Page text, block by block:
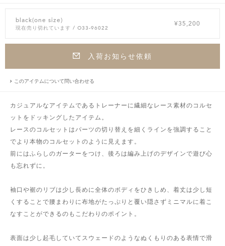
black(one size)
現在売り切れています / O33-96022
¥35,200
入荷お知らせ依頼
このアイテムについて問い合わせる
カジュアルなアイテムであるトレーナーに繊細なレース素材のコルセ
ットをドッキングしたアイテム。
レースのコルセットはパーツの切り替えを細くラインを強調すること
でより本物のコルセットのように見えます。
前にはふらしのガーターをつけ、後ろは編み上げのデザインで遊び心
も忘れずに。
袖口や裾のリブは少し長めに全体のボディをひきしめ、着丈は少し短
くすることで腰まわりに布地がたっぷりと覆い隠さずミニマルに着こ
なすことができるのもこだわりのポイント。
表面は少し起毛していてスウェードのようなぬくもりのある表情で滑